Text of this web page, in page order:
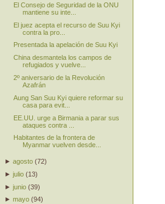
El Consejo de Seguridad de la ONU
mantiene su inte...
El juez acepta el recurso de Suu Kyi
contra la pro...
Presentada la apelación de Suu Kyi
China desmantela los campos de
refugiados y vuelve...
2º aniversario de la Revolución
Azafrán
Aung San Suu Kyi quiere reformar su
casa para evit...
EE.UU. urge a Birmania a parar sus
ataques contra ...
Habitantes de la frontera de
Myanmar vuelven desde...
►agosto (72)
►julio (13)
►junio (39)
►mayo (94)